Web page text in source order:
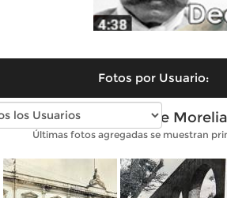
Fotos por Usuario:
Fotos antiguas de
Últimas fotos agregadas se muestran